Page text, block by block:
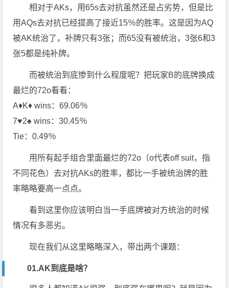
相对于AKs，用65s去对抗虽然还是占劣势，但是比
用AQs去对抗已经提高了接近15％的胜率。这是因为AQ
被AK统治了，补牌只有3张；而65没有被统治，3张6和3
张5都是纯补牌。
而被统治到底惨到什么程度呢？把玩家B的底牌换成
最烂的72o看看：
A♦K♦ wins：69.06％
7♥2♠ wins：30.45％
Tie：0.49％
用所有起手组合里面最烂的72o（o代表off suit，指
不同花色）去对抗AKs的胜率，都比一手被统治牌的胜
率略略要高一点点。
看到这里你应该明白当一手底牌被对方统治的时候
情况有多恶劣。
现在我们从这里略略深入，带出两个课题：
01.AK到底是啥？